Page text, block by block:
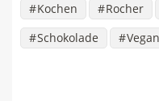
Kochen
Rocher
Schokolade
Vegan